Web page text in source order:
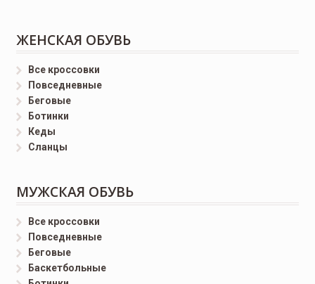
ЖЕНСКАЯ ОБУВЬ
Все кроссовки
Повседневные
Беговые
Ботинки
Кеды
Сланцы
МУЖСКАЯ ОБУВЬ
Все кроссовки
Повседневные
Беговые
Баскетбольные